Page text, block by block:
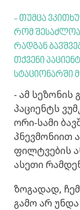
- თუმცა
რომ
რადგან
თქვენი
სტაციონარში
- ამ სეზონის
პაციენტს
ორი-სამი
პნევმონიით
ფილტვების
ასეთი
ზოგადად,
გამო არ